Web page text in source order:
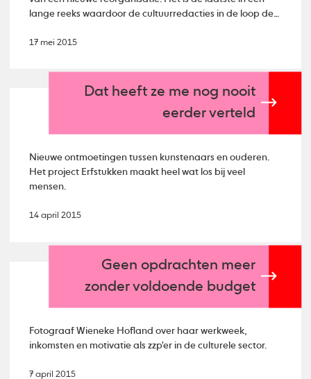
lange reeks waardoor de cultuurredacties in de loop der
17 mei 2015
Dat heeft ze me nog nooit
eerder verteld
Nieuwe ontmoetingen tussen kunstenaars en ouderen.
Het project Erfstukken maakt heel wat los bij veel
mensen.
14 april 2015
Geen opdrachten meer
zonder voldoende budget
Fotograaf Wieneke Hofland over haar werkweek,
inkomsten en motivatie als zzp'er in de culturele sector.
7 april 2015